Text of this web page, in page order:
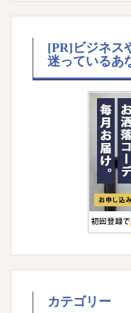
[PR]ビジネス
迷っているあ
カテゴリー